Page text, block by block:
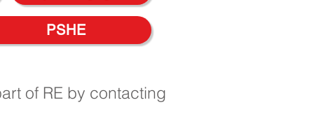
PSHE
of RE by contacting